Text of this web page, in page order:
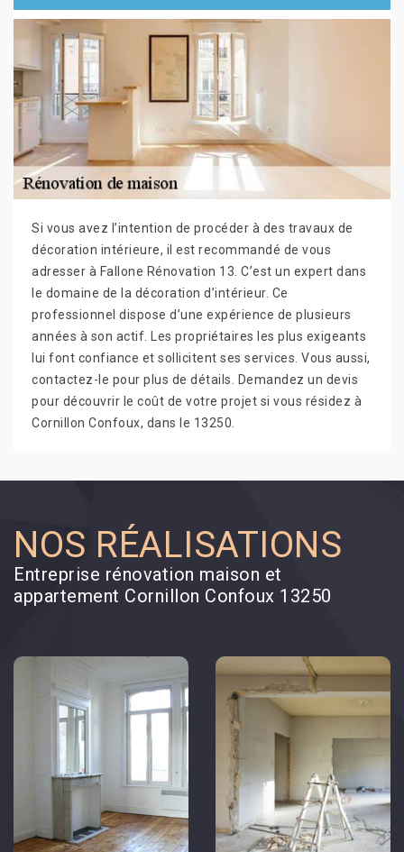
Si vous avez l’intention de procéder à des travaux de
décoration intérieure, il est recommandé de vous
adresser à Fallone Rénovation 13. C’est un expert dans
le domaine de la décoration d’intérieur. Ce
professionnel dispose d’une expérience de plusieurs
années à son actif. Les propriétaires les plus exigeants
lui font confiance et sollicitent ses services. Vous aussi,
contactez-le pour plus de détails. Demandez un devis
pour découvrir le coût de votre projet si vous résidez à
Cornillon Confoux, dans le 13250.
NOS RÉALISATIONS
Entreprise rénovation maison et
appartement Cornillon Confoux 13250